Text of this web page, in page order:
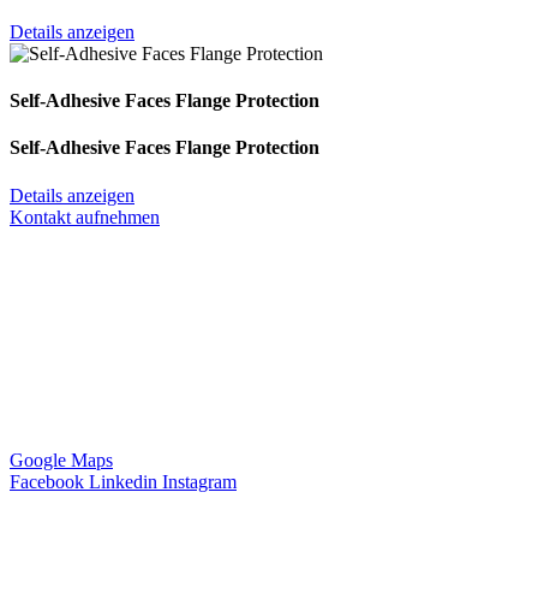
Details anzeigen
Self-Adhesive Faces Flange Protection
Self-Adhesive Faces Flange Protection
Details anzeigen
Kontakt aufnehmen
Google Maps
Facebook Linkedin Instagram